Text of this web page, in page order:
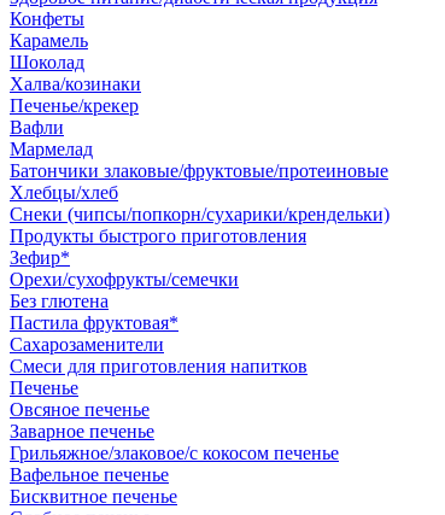
Конфеты
Карамель
Шоколад
Халва/козинаки
Печенье/крекер
Вафли
Мармелад
Батончики злаковые/фруктовые/протеиновые
Хлебцы/хлеб
Снеки (чипсы/попкорн/сухарики/крендельки)
Продукты быстрого приготовления
Зефир*
Орехи/сухофрукты/семечки
Без глютена
Пастила фруктовая*
Сахарозаменители
Смеси для приготовления напитков
Печенье
Овсяное печенье
Заварное печенье
Грильяжное/злаковое/с кокосом печенье
Вафельное печенье
Бисквитное печенье